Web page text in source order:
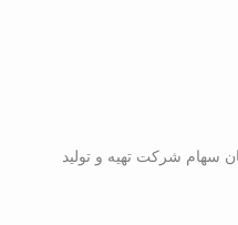
سهام شرکت تهیه و تولید